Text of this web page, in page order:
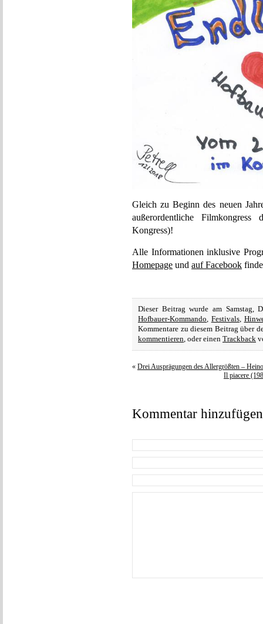
Gleich zu Beginn des neuen
außerordentliche Filmkongress
Kongress)!
Alle Informationen inklusive
Homepage und auf Facebook
Dieser Beitrag wurde am Samstag,
Hofbauer-Kommando, Festivals,
Kommentare zu diesem Beitrag über
kommentieren, oder einen Trackback
« Drei Ausprägungen des Allergrößten –
Il piacere
Kommentar hinzufügen